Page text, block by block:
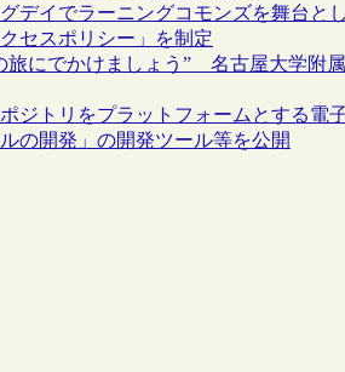
デイでラーニングコモンズを舞台と
セスポリシー」を制定
旅にでかけましょう” 名古屋大学附
ジトリをプラットフォームとする電
の開発」の開発ツール等を公開